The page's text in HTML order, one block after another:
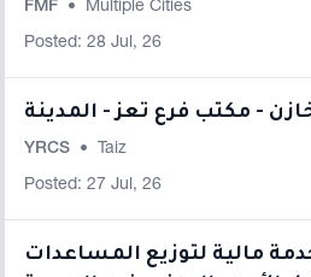
FMF • Multiple Cities
Posted: 28 Jul, 26
- مكتب فرع تعز - المدينة
YRCS • Taiz
Posted: 27 Jul, 26
مالية لتوزيع المساعدات